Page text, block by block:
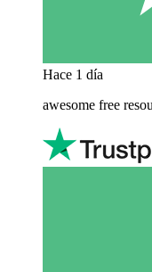
Hace 1 día
awesome free